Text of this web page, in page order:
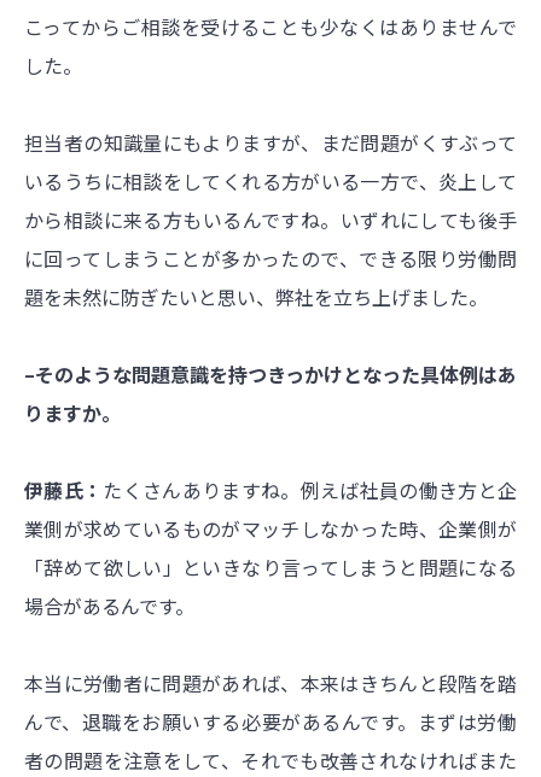
こってからご相談を受けることも少なくはありませんで
した。
担当者の知識量にもよりますが、まだ問題がくすぶって
いるうちに相談をしてくれる方がいる一方で、炎上して
から相談に来る方もいるんですね。いずれにしても後手
に回ってしまうことが多かったので、できる限り労働問
題を未然に防ぎたいと思い、弊社を立ち上げました。
–そのような問題意識を持つきっかけとなった具体例はあ
りますか。
伊藤氏： たくさんありますね。例えば社員の働き方と企
業側が求めているものがマッチしなかった時、企業側が
「辞めて欲しい」といきなり言ってしまうと問題になる
場合があるんです。
本当に労働者に問題があれば、本来はきちんと段階を踏
んで、退職をお願いする必要があるんです。まずは労働
者の問題を注意をして、それでも改善されなければまた